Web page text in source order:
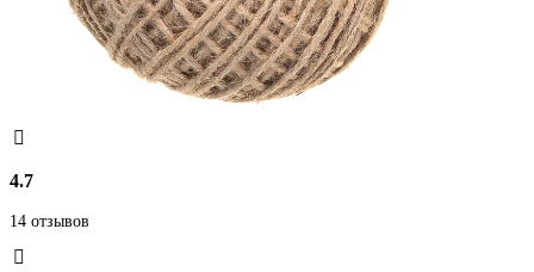
4.7
14 отзывов